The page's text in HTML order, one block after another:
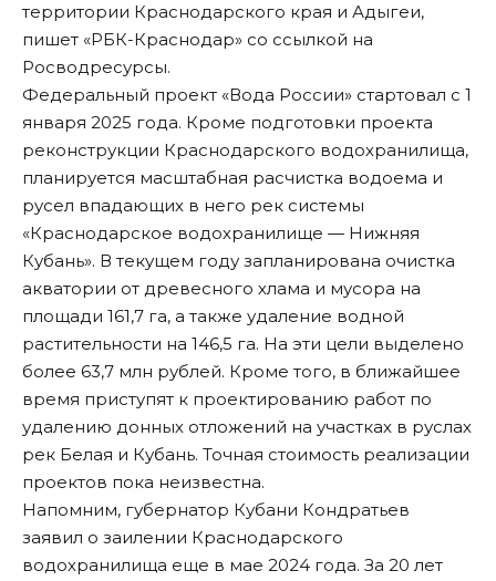
территории Краснодарского края и Адыгеи,
пишет «РБК-Краснодар» со ссылкой на
Росводресурсы.
Федеральный проект «Вода России» стартовал с 1
января 2025 года. Кроме подготовки проекта
реконструкции Краснодарского водохранилища,
планируется масштабная расчистка водоема и
русел впадающих в него рек системы
«Краснодарское водохранилище — Нижняя
Кубань». В текущем году запланирована очистка
акватории от древесного хлама и мусора на
площади 161,7 га, а также удаление водной
растительности на 146,5 га. На эти цели выделено
более 63,7 млн рублей. Кроме того, в ближайшее
время приступят к проектированию работ по
удалению донных отложений на участках в руслах
рек Белая и Кубань. Точная стоимость реализации
проектов пока неизвестна.
Напомним, губернатор Кубани Кондратьев
заявил о заилении Краснодарского
водохранилища еще в мае 2024 года. За 20 лет